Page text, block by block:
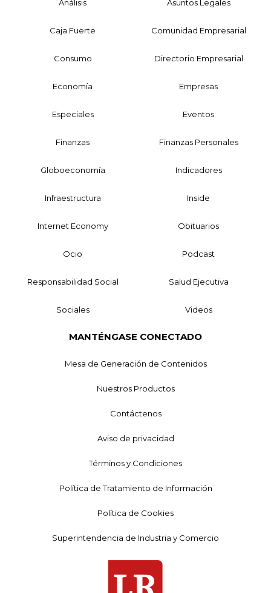
Análisis Asuntos Legales
Caja Fuerte Comunidad Empresarial
Consumo Directorio Empresarial
Economía Empresas
Especiales Eventos
Finanzas Finanzas Personales
Globoeconomía Indicadores
Infraestructura Inside
Internet Economy Obituarios
Ocio Podcast
Responsabilidad Social Salud Ejecutiva
Sociales Videos
MANTÉNGASE CONECTADO
Mesa de Generación de Contenidos
Nuestros Productos
Contáctenos
Aviso de privacidad
Términos y Condiciones
Política de Tratamiento de Información
Política de Cookies
Superintendencia de Industria y Comercio